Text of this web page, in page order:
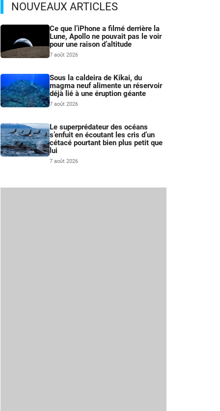
NOUVEAUX ARTICLES
Ce que l’iPhone a filmé derrière la
Lune, Apollo ne pouvait pas le voir
pour une raison d’altitude
7 août 2026
Sous la caldeira de Kikai, du
magma neuf alimente un réservoir
déjà lié à une éruption géante
7 août 2026
Le superprédateur des océans
s’enfuit en écoutant les cris d’un
cétacé pourtant bien plus petit que
lui
7 août 2026